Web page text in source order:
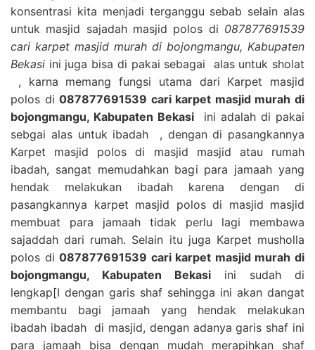
konsentrasi kita menjadi terganggu sebab selain alas
untuk masjid sajadah masjid polos di 087877691539
cari karpet masjid murah di bojongmangu, Kabupaten
Bekasi ini juga bisa di pakai sebagai alas untuk sholat
, karna memang fungsi utama dari Karpet masjid
polos di087877691539 cari karpet masjid murah di
bojongmangu, Kabupaten Bekasi ini adalah di pakai
sebgai alas untuk ibadah , dengan di pasangkannya
Karpet masjid polos di masjid masjid atau rumah
ibadah, sangat memudahkan bagi para jamaah yang
hendak melakukan ibadah karena dengan di
pasangkannya karpet masjid polos di masjid masjid
membuat para jamaah tidak perlu lagi membawa
sajaddah dari rumah. Selain itu juga Karpet musholla
polos di087877691539 cari karpet masjid murah di
bojongmangu, Kabupaten Bekasi ini sudah di
lengkap[I dengan garis shaf sehingga ini akan dangat
membantu bagi jamaah yang hendak melakukan
ibadah ibadah di masjid, dengan adanya garis shaf ini
para jamaah bisa dengan mudah merapihkan shaf